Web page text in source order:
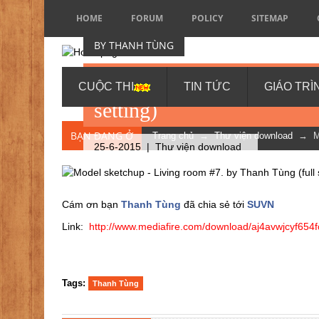
HOME FORUM POLICY SITEMAP
CUỘC THI TIN TỨC GIÁO
BẠN ĐANG Ở Trang chủ→Thư viện download →
BY THANH TÙNG
Model sketchup - Living
setting)
25-6-2015 | Thư viện download
Cám ơn bạn Thanh Tùng đã chia sẻ tới SUVN
Link: http://www.mediafire.com/download/
Tags: Thanh Tùng